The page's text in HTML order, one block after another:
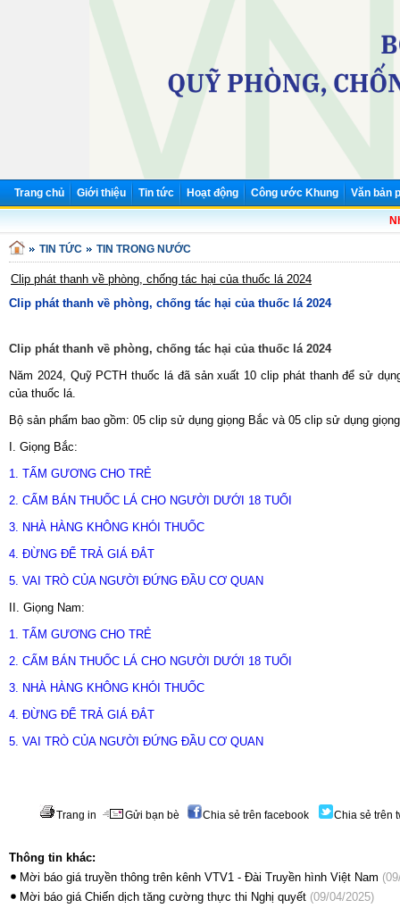
Trang chủ Giới thiệu Tin tức Hoạt động Công ước Khung Văn bản
TIN TỨC TIN TRONG NƯỚC
Clip phát thanh về phòng, chống tác hại của thuốc lá 2024
Clip phát thanh về phòng, chống tác hại của thuốc lá 2024
Clip phát thanh về phòng, chống tác hại của thuốc lá 2024
Năm 2024, Quỹ PCTH thuốc lá đã sản xuất 10 clip phát thanh để sử
của thuốc lá.
Bộ sản phẩm bao gồm: 05 clip sử dụng giọng Bắc và 05 clip sử dụng
I. Giọng Bắc:
1. TẤM GƯƠNG CHO TRẺ
2. CẤM BÁN THUỐC LÁ CHO NGƯỜI DƯỚI 18 TUỔI
3. NHÀ HÀNG KHÔNG KHÓI THUỐC
4. ĐỪNG ĐỂ TRẢ GIÁ ĐẮT
5. VAI TRÒ CỦA NGƯỜI ĐỨNG ĐẦU CƠ QUAN
II. Giọng Nam:
1. TẤM GƯƠNG CHO TRẺ
2. CẤM BÁN THUỐC LÁ CHO NGƯỜI DƯỚI 18 TUỔI
3. NHÀ HÀNG KHÔNG KHÓI THUỐC
4. ĐỪNG ĐỂ TRẢ GIÁ ĐẮT
5. VAI TRÒ CỦA NGƯỜI ĐỨNG ĐẦU CƠ QUAN
Trang in Gửi bạn bè Chia sẻ trên facebook Chia sẻ trên
Thông tin khác:
Mời báo giá truyền thông trên kênh VTV1 - Đài Truyền hình Việt Nam
Mời báo giá Chiến dịch tăng cường thực thi Nghị quyết (09/04/2025)